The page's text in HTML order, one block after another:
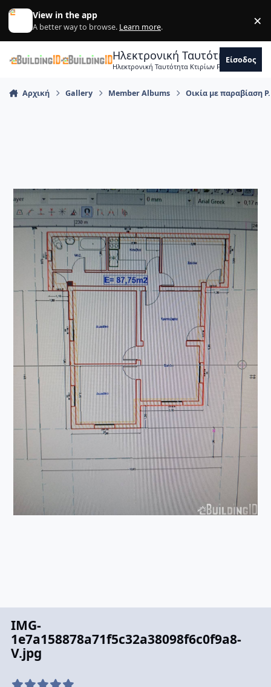
Skip to content
View in the app
A better way to browse. Learn more. ×
Ηλεκτρονική Ταυτότητα
Ηλεκτρονική Ταυτότητα Κτιρίων Forum
Είσοδος
Αρχική Gallery Member Albums Οικία με παραβίαση
IMG-
1e7a158878a71f5c32a38098f6c0f9a8-
V.jpg